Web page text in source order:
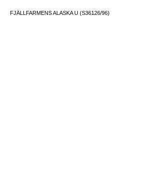
FJÄLLFARMENS ALASKA U (S36126/96)